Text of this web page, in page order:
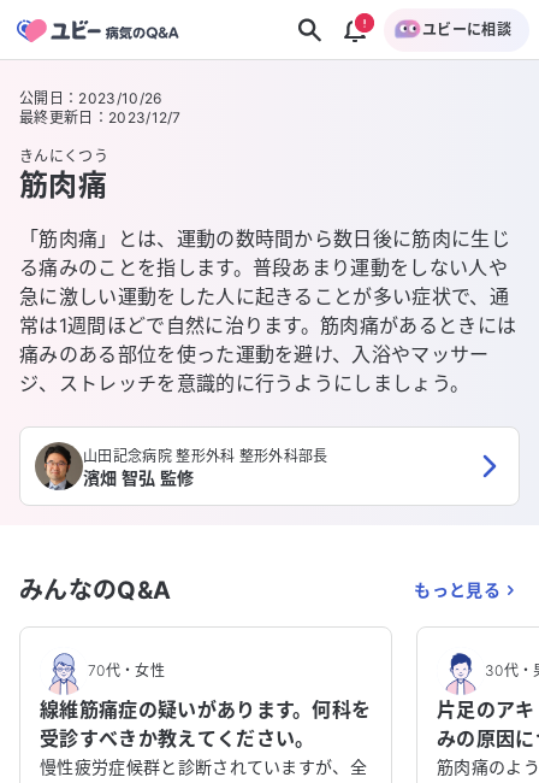
ユビーに相談
公開日 ： 2023/10/26
最終更新日 ： 2023/12/7
きんにくつう
筋肉痛
「筋肉痛」とは、運動の数時間から数日後に筋肉に生じ
る痛みのことを指します。普段あまり運動をしない人や
急に激しい運動をした人に起きることが多い症状で、通
常は1週間ほどで自然に治ります。筋肉痛があるときには
痛みのある部位を使った運動を避け、入浴やマッサー
ジ、ストレッチを意識的に行うようにしましょう。
山田記念病院 整形外科 整形外科部長
濱畑 智弘 監修
みんなのQ&A もっと見る
70代・女性
線維筋痛症の疑いがあります。何科を
受診すべきか教えてください。
慢性疲労症候群と診断されていますが、全
30代・
片足のア
みの原因
筋肉痛のよ